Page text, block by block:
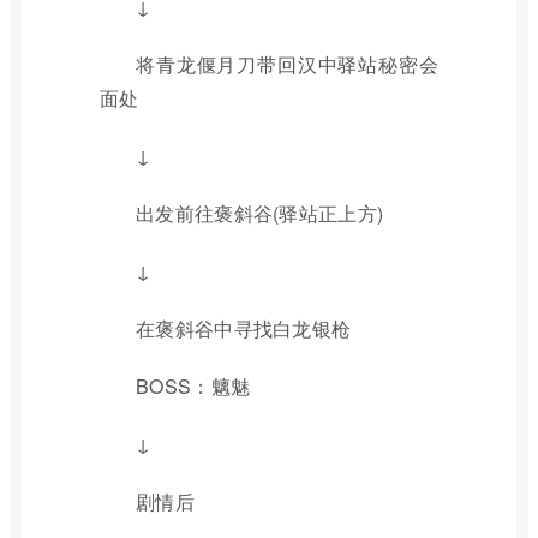
↓
将青龙偃月刀带回汉中驿站秘密会
面处
↓
出发前往褒斜谷(驿站正上方)
↓
在褒斜谷中寻找白龙银枪
BOSS：魑魅
↓
剧情后